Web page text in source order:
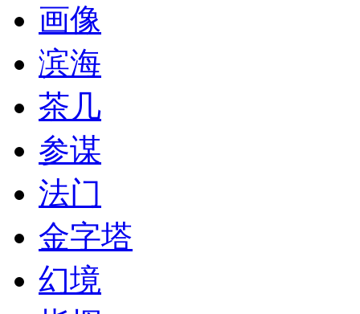
画像
滨海
茶几
参谋
法门
金字塔
幻境